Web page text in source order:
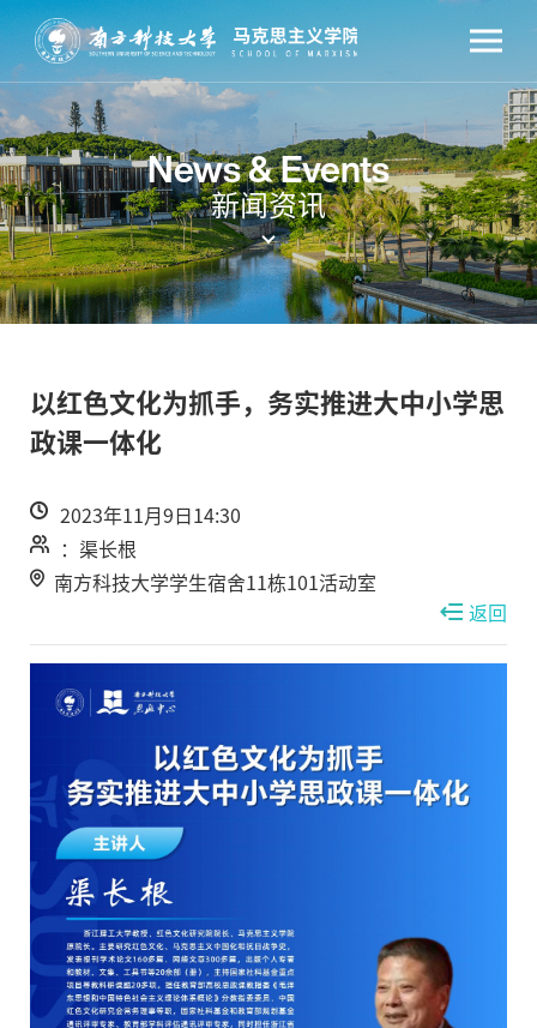
News & Events
新闻资讯
以红色文化为抓手，务实推进大中小学思
政课一体化
2023年11月9日14:30
：渠长根
南方科技大学学生宿舍11栋101活动室
返回